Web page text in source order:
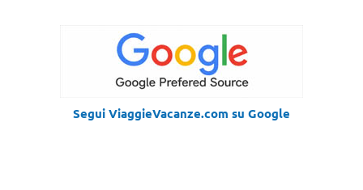
Segui ViaggieVacanze.com su Google